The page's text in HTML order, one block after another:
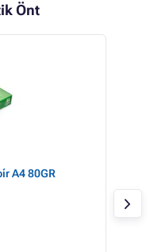
Önt
A4 80GR